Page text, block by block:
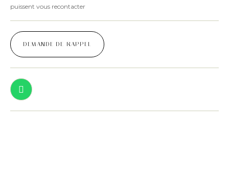
puissent vous recontacter
DEMANDE DE RAPPEL